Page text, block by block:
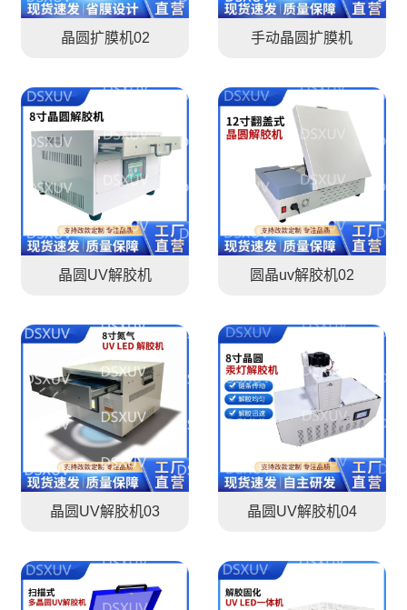
晶圆扩膜机02 手动晶圆扩膜机
晶圆UV解胶机 圆晶uv解胶机02
晶圆UV解胶机03 晶圆UV解胶机04